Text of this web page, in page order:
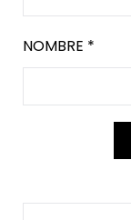
NOMBRE *